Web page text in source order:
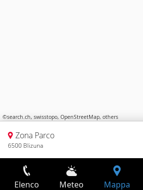
©search.ch, swisstopo, OpenStreetMap, others
Zona Parco
6500 Blizuna
Elenco Meteo Mappa